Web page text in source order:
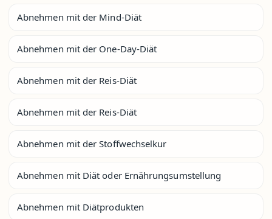
Abnehmen mit der Mind-Diät
Abnehmen mit der One-Day-Diät
Abnehmen mit der Reis-Diät
Abnehmen mit der Reis-Diät
Abnehmen mit der Stoffwechselkur
Abnehmen mit Diät oder Ernährungsumstellung
Abnehmen mit Diätprodukten